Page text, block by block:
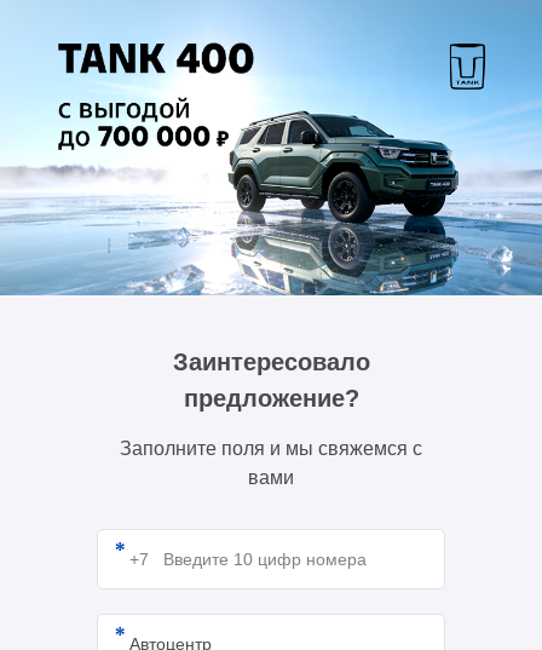
Заинтересовало
предложение?
Заполните поля и мы свяжемся с
вами